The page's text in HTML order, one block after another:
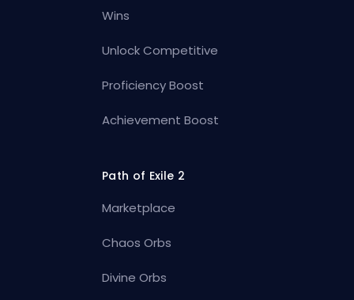
Wins
Unlock Competitive
Proficiency Boost
Achievement Boost
Path of Exile 2
Marketplace
Chaos Orbs
Divine Orbs